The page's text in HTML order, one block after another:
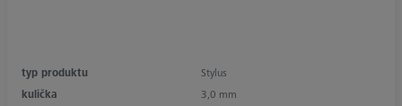
typ produktu
Stylus
kulička
3,0 mm